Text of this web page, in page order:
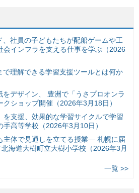
、社員の子どもたちが配船ゲームや工
会インフラを支える仕事を学ぶ（2026
で理解できる学習支援ツールとは何か
デザイン、 豊洲で「うさプロオンラ
ショップ開催（2026年3月18日）
を支援、効果的な学習サイクルで学習
高等学校（2026年3月10日）
主体で見通しを立てる授業— 札幌に届
北海道大樹町立大樹小学校（2026年3月
一覧 >>